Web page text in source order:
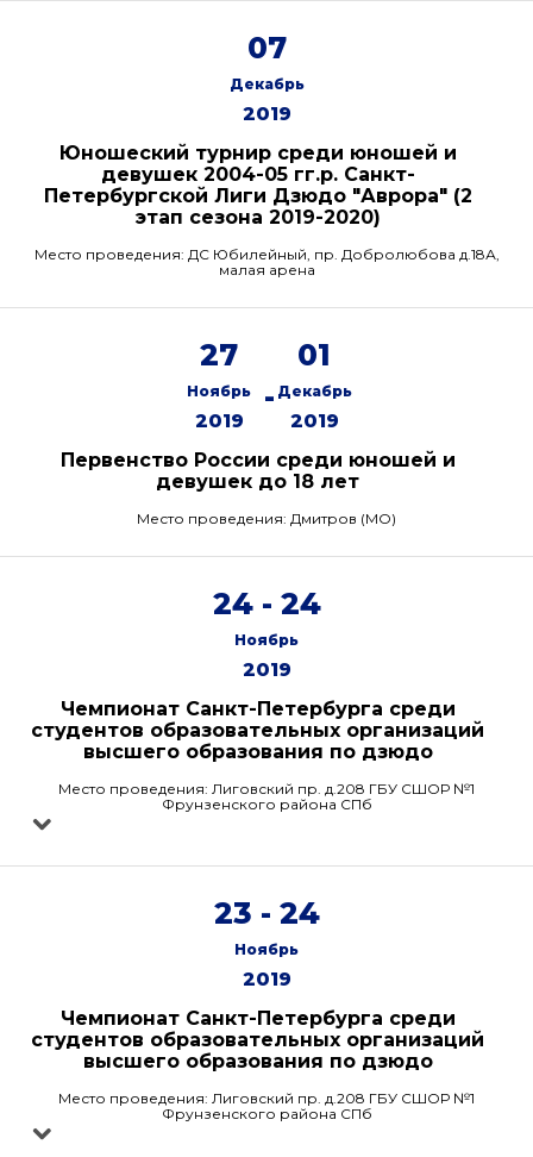
07
Декабрь
2019
Юношеский турнир среди юношей и
девушек 2004-05 гг.р. Санкт-
Петербургской Лиги Дзюдо "Аврора" (2
этап сезона 2019-2020)
Место проведения: ДС Юбилейный, пр. Добролюбова д.18А,
малая арена
27
Ноябрь
2019
-
01
Декабрь
2019
Первенство России среди юношей и
девушек до 18 лет
Место проведения: Дмитров (МО)
24 - 24
Ноябрь
2019
Чемпионат Санкт-Петербурга среди
студентов образовательных организаций
высшего образования по дзюдо
Место проведения: Лиговский пр. д.208 ГБУ СШОР №1
Фрунзенского района СПб
23 - 24
Ноябрь
2019
Чемпионат Санкт-Петербурга среди
студентов образовательных организаций
высшего образования по дзюдо
Место проведения: Лиговский пр. д.208 ГБУ СШОР №1
Фрунзенского района СПб